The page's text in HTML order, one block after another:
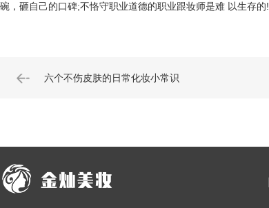
碗，砸自己的口碑;不恪守职业道德的职业跟妆师是难 以生存的!
六个不伤皮肤的日常化妆小常识